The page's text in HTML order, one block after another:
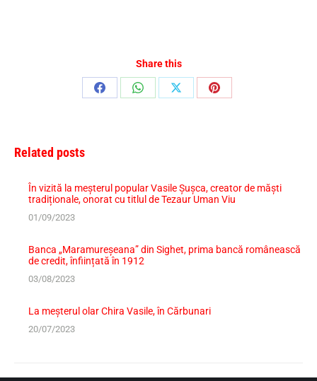
Share this
Share
Share
Share
Share
Related posts
În vizită la meșterul popular Vasile Șușca, creator de măști
tradiționale, onorat cu titlul de Tezaur Uman Viu
01/09/2023
Banca „Maramureșeana” din Sighet, prima bancă românească
de credit, înființată în 1912
03/08/2023
La meșterul olar Chira Vasile, în Cărbunari
20/07/2023